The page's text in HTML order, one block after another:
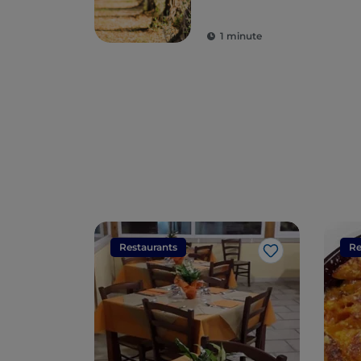
1 minute
Restaurants
J’aime